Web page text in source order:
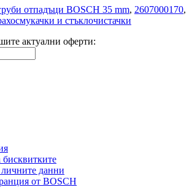
отпадъци BOSCH 35 mm, 2607000170,
и стъклочистачки
актуални оферти:
данни
от BOSCH